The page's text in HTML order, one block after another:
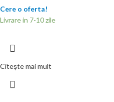
Cere o oferta!
Livrare in 7-10 zile
Citește mai mult